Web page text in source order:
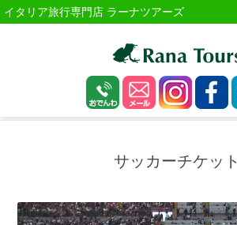
イタリア旅行専門店 ラーナツアーズ
サッカーチケット